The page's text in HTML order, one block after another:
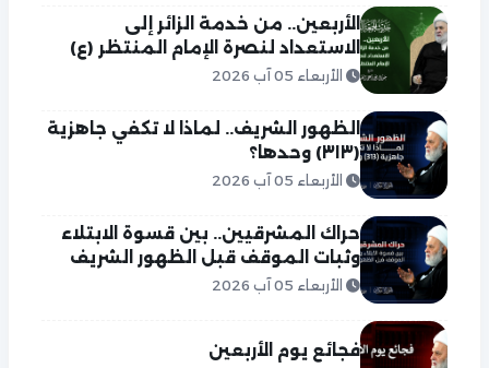
الأربعين.. من خدمة الزائر إلى
الاستعداد لنصرة الإمام المنتظر (ع)
الأربعاء 05 آب 2026
الظهور الشريف.. لماذا لا تكفي جاهزية
(٣١٣) وحدها؟
الأربعاء 05 آب 2026
حراك المشرقيين.. بين قسوة الابتلاء
وثبات الموقف قبل الظهور الشريف
الأربعاء 05 آب 2026
فجائع يوم الأربعين